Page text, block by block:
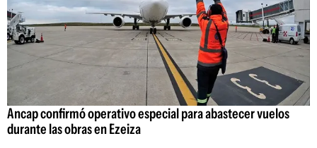
Ancap confirmó operativo especial para abastecer vuelos
durante las obras en Ezeiza